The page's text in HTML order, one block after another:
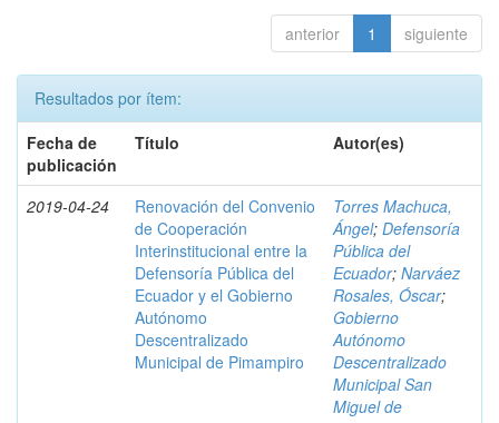
anterior 1 siguiente
Resultados por ítem:
Fecha de
publicación
Título Autor(es)
2019-04-24
Renovación del Convenio
de Cooperación
Interinstitucional entre la
Defensoría Pública del
Ecuador y el Gobierno
Autónomo
Descentralizado
Municipal de Pimampiro
Torres Machuca,
Ángel; Defensoría
Pública del
Ecuador; Narváez
Rosales, Óscar;
Gobierno
Autónomo
Descentralizado
Municipal San
Miguel de